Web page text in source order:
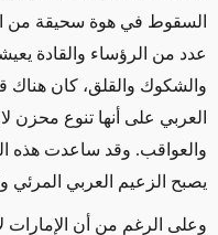
السقوط في هوة سحيقة من
عدد من الرؤساء والقادة
والشكوك والقلق، كان هناك
العربي على أنها تنوع محزن
والعواقب. وقد ساعدت هذه
يصبح الزعيم العربي المرئي
وعلى الرغم من أن الإمارات